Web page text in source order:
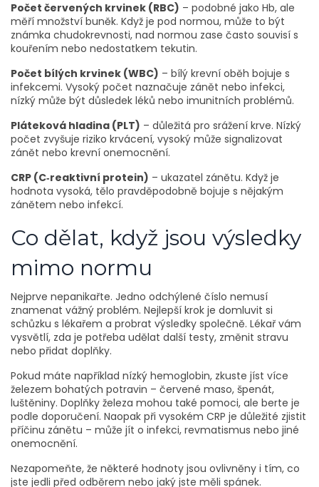
Počet červených krvinek (RBC) – podobné jako Hb, ale
měří množství buněk. Když je pod normou, může to být
známka chudokrevnosti, nad normou zase často souvisí s
kouřením nebo nedostatkem tekutin.
Počet bílých krvinek (WBC) – bílý krevní oběh bojuje s
infekcemi. Vysoký počet naznačuje zánět nebo infekci,
nízký může být důsledek léků nebo imunitních problémů.
Pláteková hladina (PLT) – důležitá pro srážení krve. Nízký
počet zvyšuje riziko krvácení, vysoký může signalizovat
zánět nebo krevní onemocnění.
CRP (C‑reaktivní protein) – ukazatel zánětu. Když je
hodnota vysoká, tělo pravděpodobně bojuje s nějakým
zánětem nebo infekcí.
Co dělat, když jsou výsledky
mimo normu
Nejprve nepanikařte. Jedno odchýlené číslo nemusí
znamenat vážný problém. Nejlepší krok je domluvit si
schůzku s lékařem a probrat výsledky společně. Lékař vám
vysvětlí, zda je potřeba udělat další testy, změnit stravu
nebo přidat doplňky.
Pokud máte například nízký hemoglobin, zkuste jíst více
železem bohatých potravin – červené maso, špenát,
luštěniny. Doplňky železa mohou také pomoci, ale berte je
podle doporučení. Naopak při vysokém CRP je důležité zjistit
příčinu zánětu – může jít o infekci, revmatismus nebo jiné
onemocnění.
Nezapomeňte, že některé hodnoty jsou ovlivněny i tím, co
jste jedli před odběrem nebo jaký jste měli spánek.